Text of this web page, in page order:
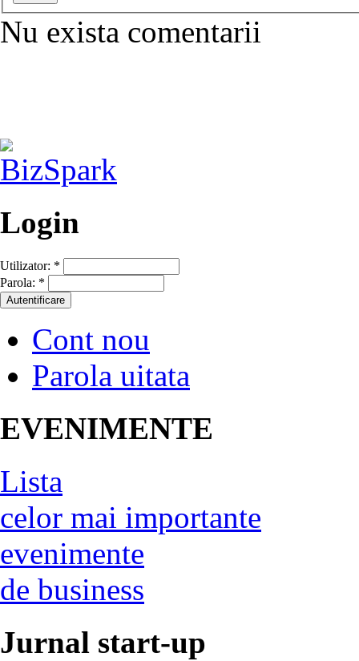
Nu exista comentarii
Login
Utilizator: *
Parola: *
Cont nou
Parola uitata
EVENIMENTE
Lista
celor mai importante
evenimente
de business
Jurnal start-up